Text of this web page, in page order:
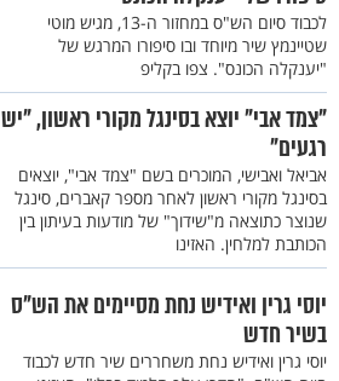
לכבוד סיום הש"ס במחזור ה-13, מגיש מוטי
שטיינמץ שיר מיוחד ובו סיפורו המרגש של
"יענקלה הכונס". צפו בקליפ
"צמד אבי" יוצא בסינגל מקורי ראשון, "יש
רגעים"
אביאל ואבישי, המוכרים בשם "צמד אבי", יוצאים
בסינגל מקורי ראשון לאחר מספר קאברים, סינגל
שנוצר כתוצאה מ"שידוך" של מודעות בעיתון בין
הכותבת למלחין. האזינו
יוסי גרין ואידיש נחת מסיימים את הש"ס
בשיר חדש
יוסי גרין ואידיש נחת משחררים שיר חדש לכבוד